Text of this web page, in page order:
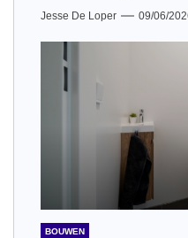
Jesse De Loper 09/06/
BOUWEN